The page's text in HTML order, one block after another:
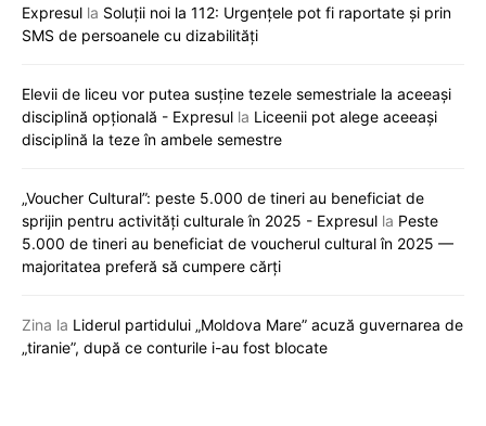
Expresul la Soluții noi la 112: Urgențele pot fi raportate și prin
SMS de persoanele cu dizabilități
Elevii de liceu vor putea susține tezele semestriale la aceeași
disciplină opțională - Expresul la Liceenii pot alege aceeași
disciplină la teze în ambele semestre
„Voucher Cultural”: peste 5.000 de tineri au beneficiat de
sprijin pentru activități culturale în 2025 - Expresul la Peste
5.000 de tineri au beneficiat de voucherul cultural în 2025 —
majoritatea preferă să cumpere cărți
Zina la Liderul partidului „Moldova Mare” acuză guvernarea de
„tiranie”, după ce conturile i-au fost blocate